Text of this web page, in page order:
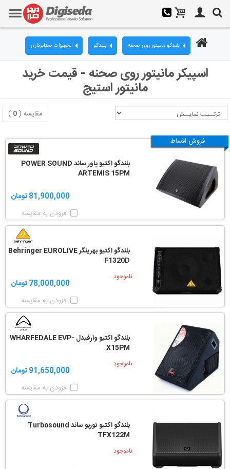
تجهیزات صدابرداری بلندگو بلندگو مانیتور روی صحنه
اسپیکر مانیتور روی صحنه - قیمت خرید
مانیتور استیج
مقایسه (0
)
فروش اقساط
بلندگو اکتیو پاور ساند POWER SOUND
ARTEMIS 15PM
81,900,000 تومان
افزودن به مقایسه
بلندگو اکتیو بهرینگر Behringer EUROLIVE
F1320D
ناموجود
78,000,000 تومان
افزودن به مقایسه
بلندگو اکتیو وارفیدل WHARFEDALE EVP-
X15PM
ناموجود
91,650,000 تومان
افزودن به مقایسه
بلندگو اکتیو توربو ساند Turbosound
TFX122M
ناموجود